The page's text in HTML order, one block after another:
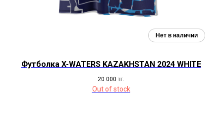
Футболка X-WATERS KAZAKHSTAN 2024 WHITE
20 000 тг.
Out of stock